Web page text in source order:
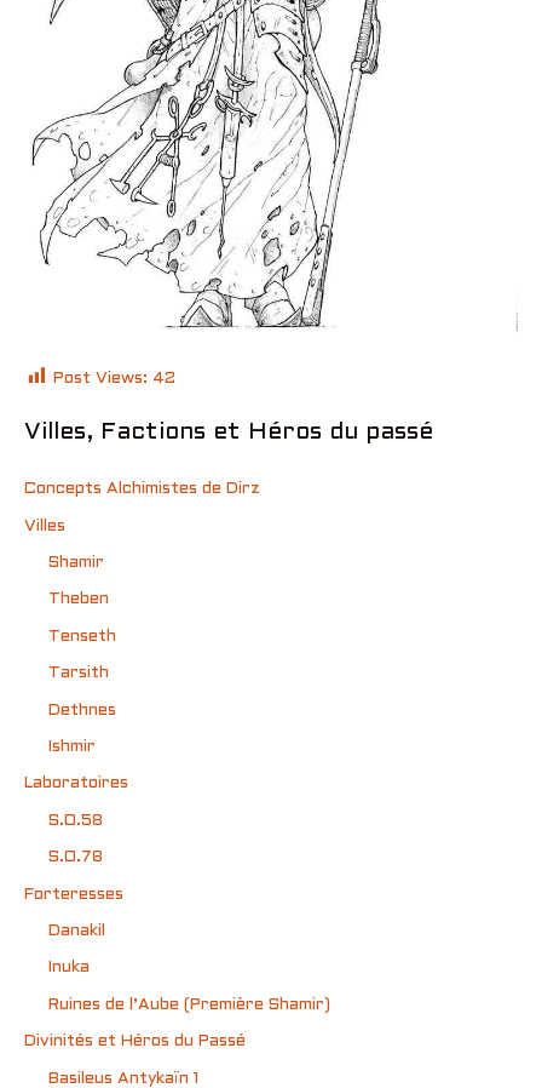
Post Views: 42
Villes, Factions et Héros du passé
Concepts Alchimistes de Dirz
Villes
Shamir
Theben
Tenseth
Tarsith
Dethnes
Ishmir
Laboratoires
S.O.58
S.O.78
Forteresses
Danakil
Inuka
Ruines de l’Aube (Première Shamir)
Divinités et Héros du Passé
Basileus Antykaïn 1